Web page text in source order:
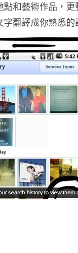
點和藝術作品，更
翻譯成你熟悉的